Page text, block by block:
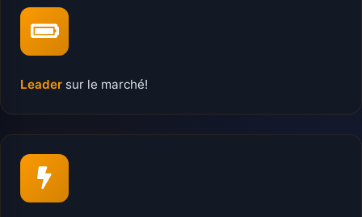
Leader sur le marché!